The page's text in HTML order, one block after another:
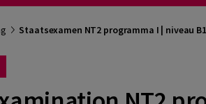
Staatsexamen NT2 programma I | niveau B1